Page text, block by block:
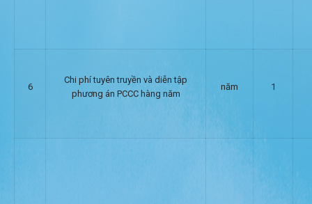
6
Chi phí tuyên truyền và diễn tập
phương án PCCC hàng năm
năm 1